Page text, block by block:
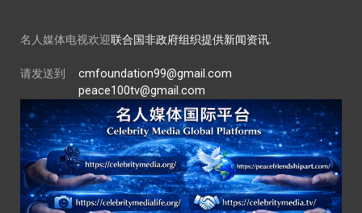
名人媒体电视欢迎联合国非政府组织提供新闻资讯.
请发送到 cmfoundation99@gmail.com
peace100tv@gmail.com